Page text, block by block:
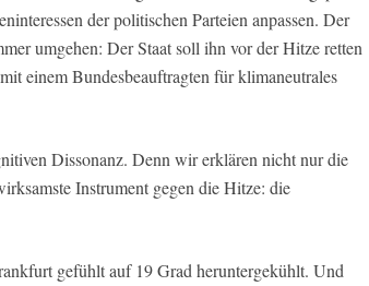
der politischen Parteien anpassen. Der
umgehen: Der Staat soll ihn vor der Hitze retten
einem Bundesbeauftragten für klimaneutrales
Dissonanz. Denn wir erklären nicht nur die
Instrument gegen die Hitze: die
gefühlt auf 19 Grad heruntergekühlt. Und